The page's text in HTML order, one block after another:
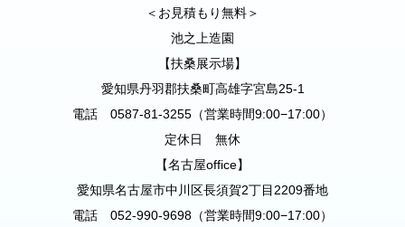
＜お見積もり無料＞
池之上造園
【扶桑展示場】
愛知県丹羽郡扶桑町高雄字宮島25-1
電話 0587-81-3255（営業時間9:00−17:00）
定休日 無休
【名古屋office】
愛知県名古屋市中川区長須賀2丁目2209番地
電話 052-990-9698（営業時間9:00−17:00）